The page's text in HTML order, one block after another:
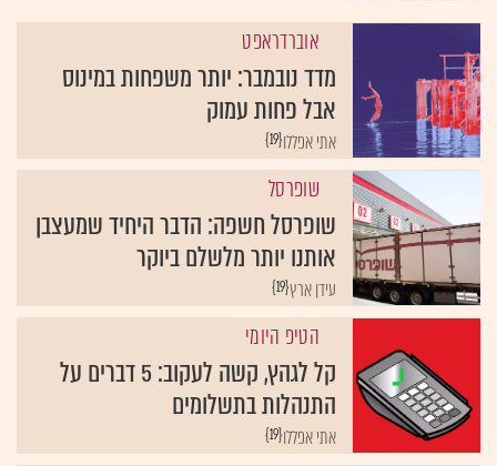
אוברדראפט
מדד נובמבר: יותר משפחות במינוס
אבל פחות עמוק
{19}אתי אפללו
שופרסל
שופרסל חשפה: הדבר היחיד שמעצבן
אותנו יותר מלשלם ביוקר
{19}עידן ארץ
הטיפ היומי
קל לגהץ, קשה לעקוב: 5 דברים על
התנהלות בתשלומים
{19}אתי אפללו